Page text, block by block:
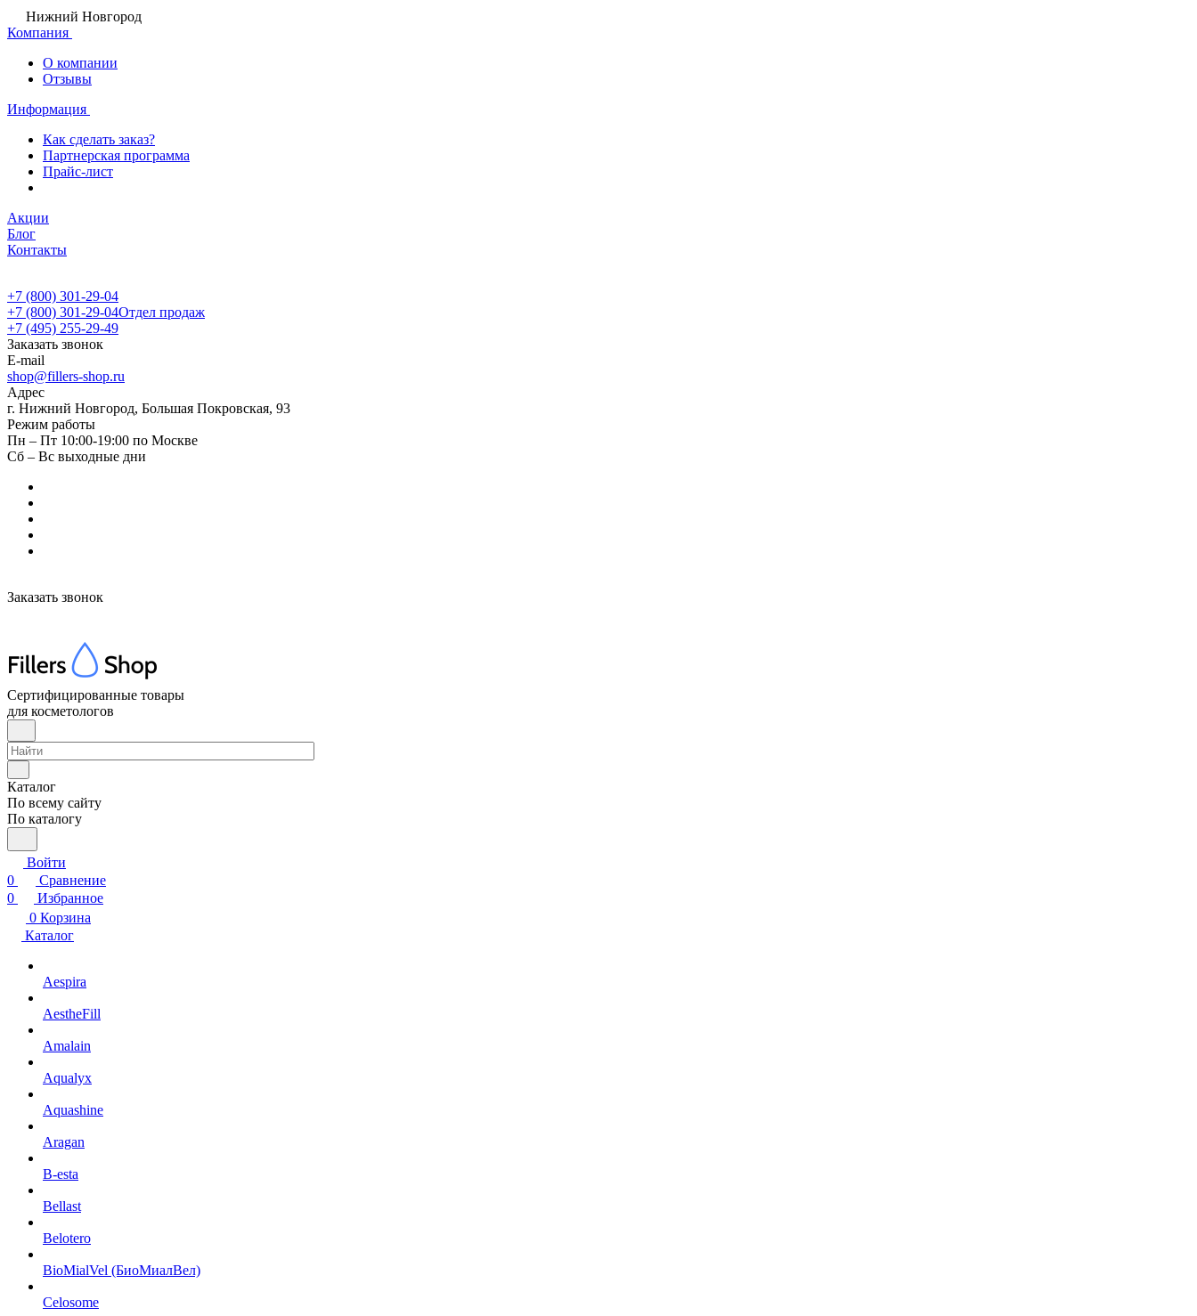
Нижний Новгород
Компания
О компании
Отзывы
Информация
Как сделать заказ?
Партнерская программа
Прайс-лист
Акции
Блог
Контакты
+7 (800) 301-29-04
+7 (800) 301-29-04Отдел продаж
+7 (495) 255-29-49
Заказать звонок
E-mail
shop@fillers-shop.ru
Адрес
г. Нижний Новгород, Большая Покровская, 93
Режим работы
Пн – Пт 10:00-19:00 по Москве
Сб – Вс выходные дни
Заказать звонок
Сертифицированные товары
для косметологов
Каталог
По всему сайту
По каталогу
Войти
0
Сравнение
0
Избранное
0 Корзина
Каталог
Aespira
AestheFill
Amalain
Aqualyx
Aquashine
Aragan
B-esta
Bellast
Belotero
BioMialVel (БиоМиалВел)
Celosome